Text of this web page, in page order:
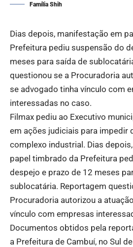
Família Shih
Dias depois, manifestação em
Prefeitura pediu suspensão do
meses para saída de
questionou se a Procuradoria
se advogado tinha vínculo com
interessadas no caso.
Filmax pediu ao Executivo
em ações judiciais para impedir
complexo industrial. Dias
papel timbrado da Prefeitura
despejo e prazo de 12 meses
sublocatária. Reportagem
Procuradoria autorizou a
vínculo com empresas
Documentos obtidos pela
a Prefeitura de Cambuí, no Sul